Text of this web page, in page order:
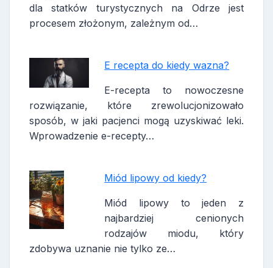
dla statków turystycznych na Odrze jest
procesem złożonym, zależnym od…
E recepta do kiedy wazna?
E-recepta to nowoczesne
rozwiązanie, które zrewolucjonizowało
sposób, w jaki pacjenci mogą uzyskiwać leki.
Wprowadzenie e-recepty…
Miód lipowy od kiedy?
Miód lipowy to jeden z
najbardziej cenionych
rodzajów miodu, który
zdobywa uznanie nie tylko ze…